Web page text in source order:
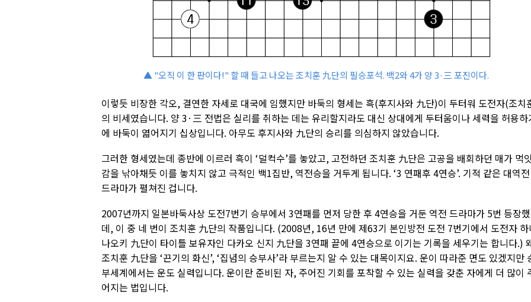
▲ "오직 이 한 판이다!" 할 때 들고 나오는 조치훈 九단의 필승포석. 백2와 4가 양 3·三 포진이다.
이렇듯 비장한 각오, 결연한 자세로 대국에 임했지만 바둑의 형세는 흑(후지사와 九단)이 두터워 도전자(조치
의 비세였습니다. 양 3·三 전법은 실리를 취하는 데는 유리할지라도 대신 상대에게 두터움이나 세력을 허용하
에 바둑이 엷어지기 십상입니다. 아무도 후지사와 九단의 승리를 의심하지 않았습니다.
그러한 형세였는데 종반에 이르러 흑이 ‘덜컥수’를 놓았고, 고전하던 조치훈 九단은 고공을 배회하던 매가 먹잇
감을 낚아채듯 이를 놓치지 않고 극적인 백1집반, 역전승을 거두게 됩니다. ‘3 연패후 4연승’. 기적 같은 대역전
드라마가 펼쳐진 겁니다.
2007년까지 일본바둑사상 도전7번기 승부에서 3연패를 먼저 당한 후 4연승을 거둔 역전 드라마가 5번 등장
데, 이 중 네 번이 조치훈 九단의 작품입니다. (2008년, 16년 만에 제63기 본인방전 도전 7번기에서 도전자 하
나오키 九단이 타이틀 보유자인 다카오 신지 九단을 3연패 끝에 4연승으로 이기는 기록을 세우기는 합니다.)
조치훈 九단을 ‘끈기의 화신’, ‘집념의 승부사’라 부르는지 알 수 있는 대목이지요. 운이 따라준 면도 있겠지만
부세계에서는 운도 실력입니다. 운이란 준비된 자, 주어진 기회를 포착할 수 있는 실력을 갖춘 자에게 더 많이
어지는 법입니다.